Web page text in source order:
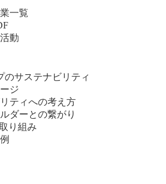
一覧
動
のサステナビリティ
ジ
ティへの考え方
ダーとの繋がり
り組み